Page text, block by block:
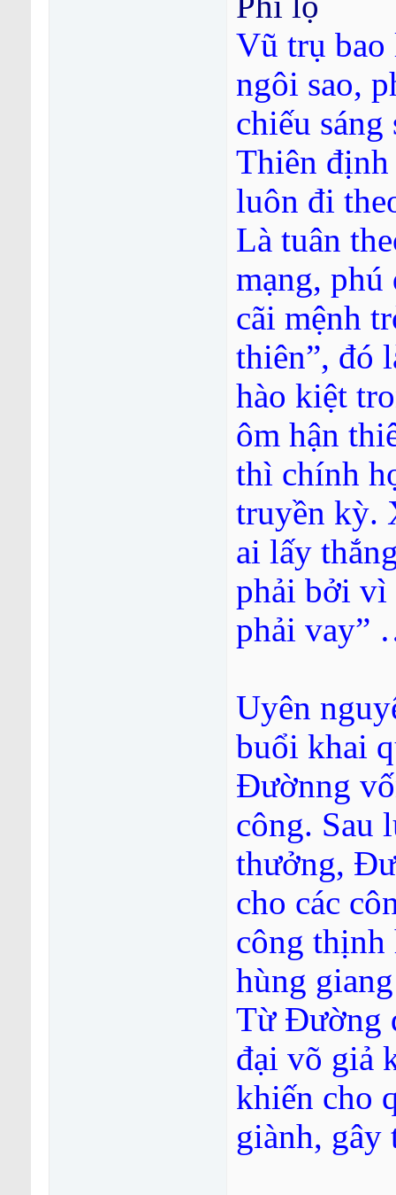
Vũ trụ bao
ngôi sao,
chiếu
Thiên định
luôn đi
Là tuân
mạng,
cãi mệnh
thiên”, đó
hào kiệt
ôm hận
thì chính
truyền kỳ.
ai lấy
phải bởi vì
phải vay”
Uyên
buổi khai
Đườnng
công. Sau
thưởng,
cho các
công thịnh
hùng
Từ Đường
đại võ giả
khiến cho
giành, gây